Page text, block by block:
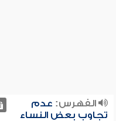
الفهرس: عدم
تجاوب بعض النساء